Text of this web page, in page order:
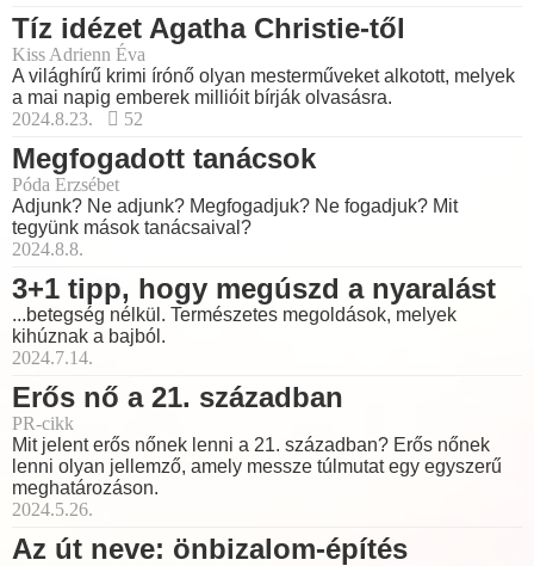
Tíz idézet Agatha Christie-től
Kiss Adrienn Éva
A világhírű krimi írónő olyan mesterműveket alkotott, melyek
a mai napig emberek millióit bírják olvasásra.
2024.8.23.
52
Megfogadott tanácsok
Póda Erzsébet
Adjunk? Ne adjunk? Megfogadjuk? Ne fogadjuk? Mit
tegyünk mások tanácsaival?
2024.8.8.
3+1 tipp, hogy megúszd a nyaralást
...betegség nélkül. Természetes megoldások, melyek
kihúznak a bajból.
2024.7.14.
Erős nő a 21. században
PR-cikk
Mit jelent erős nőnek lenni a 21. században? Erős nőnek
lenni olyan jellemző, amely messze túlmutat egy egyszerű
meghatározáson.
2024.5.26.
Az út neve: önbizalom-építés